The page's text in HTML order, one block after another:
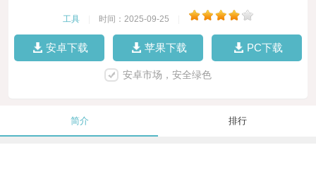
工具 时间：2025-09-25
安卓下载 苹果下载 PC下载
安卓市场，安全绿色
简介 排行